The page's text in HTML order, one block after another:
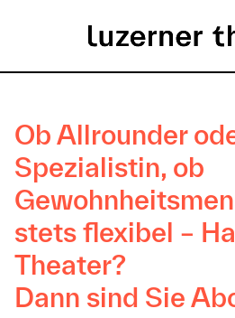
Inhalt
a
u
p
t
m
e
Ob Allrounder
Spezialistin, ob
stets flexibel –
Theater?
Dann sind Sie